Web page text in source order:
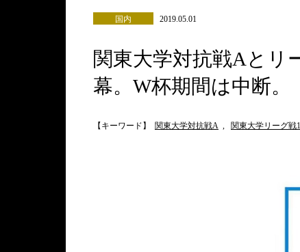
国内 2019.05.01
関東大学対抗戦Aとリ
幕。W杯期間は中断。
【キーワード】 関東大学対抗戦A , 関東大学リーグ戦